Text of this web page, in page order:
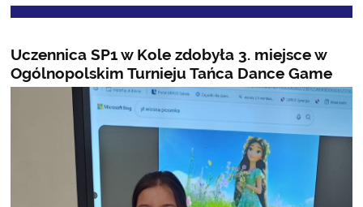
Uczennica SP1 w Kole zdobyła 3. miejsce w
Ogólnopolskim Turnieju Tańca Dance Game